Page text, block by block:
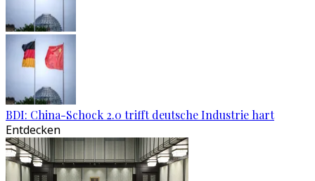
BDI: China-Schock 2.0 trifft deutsche Industrie hart
Entdecken